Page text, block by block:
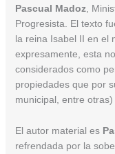
Pascual Madoz,
Progresista. El texto
la reina Isabel II en el
expresamente, esta
considerados como
propiedades que por
municipal, entre
El autor material es
refrendada por la